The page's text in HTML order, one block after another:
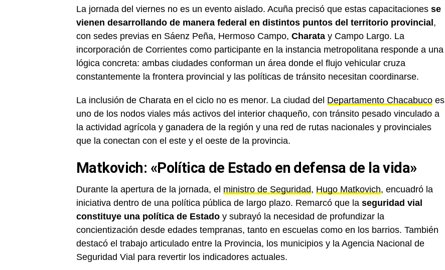
La jornada del viernes no es un evento aislado. Acuña precisó que estas capacitaciones se
vienen desarrollando de manera federal en distintos puntos del territorio provincial ,
con sedes previas en Sáenz Peña, Hermoso Campo, Charata y Campo Largo. La
incorporación de Corrientes como participante en la instancia metropolitana responde a una
lógica concreta: ambas ciudades conforman un área donde el flujo vehicular cruza
constantemente la frontera provincial y las políticas de tránsito necesitan coordinarse.
La inclusión de Charata en el ciclo no es menor. La ciudad del Departamento Chacabuco es
uno de los nodos viales más activos del interior chaqueño, con tránsito pesado vinculado a
la actividad agrícola y ganadera de la región y una red de rutas nacionales y provinciales
que la conectan con el este y el oeste de la provincia.
Matkovich: «Política de Estado en defensa de la vida»
Durante la apertura de la jornada, el ministro de Seguridad, Hugo Matkovich, encuadró la
iniciativa dentro de una política pública de largo plazo. Remarcó que la seguridad vial
constituye una política de Estado y subrayó la necesidad de profundizar la
concientización desde edades tempranas, tanto en escuelas como en los barrios. También
destacó el trabajo articulado entre la Provincia, los municipios y la Agencia Nacional de
Seguridad Vial para revertir los indicadores actuales.